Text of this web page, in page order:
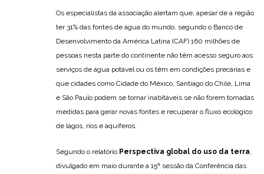
Os especialistas da associação alertam que, apesar de a região
ter 31% das fontes de água do mundo, segundo o Banco de
Desenvolvimento da América Latina (CAF) 160 milhões de
pessoas nesta parte do continente não têm acesso seguro aos
serviços de água potável ou os têm em condições precárias e
que cidades como Cidade do México, Santiago do Chile, Lima
e São Paulo podem se tornar inabitáveis ​​se não forem tomadas
medidas para gerar novas fontes e recuperar o fluxo ecológico
de lagos, rios e aquíferos.
Segundo o relatório Perspectiva global do uso da terra,
divulgado em maio durante a 15ª sessão da Conferência das